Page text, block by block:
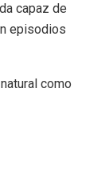
capaz de
episodios
como